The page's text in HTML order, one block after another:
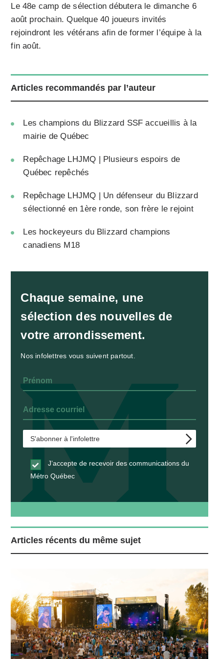
Le 48e camp de sélection débutera le dimanche 6
août prochain. Quelque 40 joueurs invités
rejoindront les vétérans afin de former l’équipe à la
fin août.
Articles recommandés par l’auteur
Les champions du Blizzard SSF accueillis à la
mairie de Québec
Repêchage LHJMQ | Plusieurs espoirs de
Québec repêchés
Repêchage LHJMQ | Un défenseur du Blizzard
sélectionné en 1ère ronde, son frère le rejoint
Les hockeyeurs du Blizzard champions
canadiens M18
Chaque semaine, une
sélection des nouvelles de
votre arrondissement.
Nos infolettres vous suivent partout.
J’accepte de recevoir des communications du
Métro Québec
Articles récents du même sujet